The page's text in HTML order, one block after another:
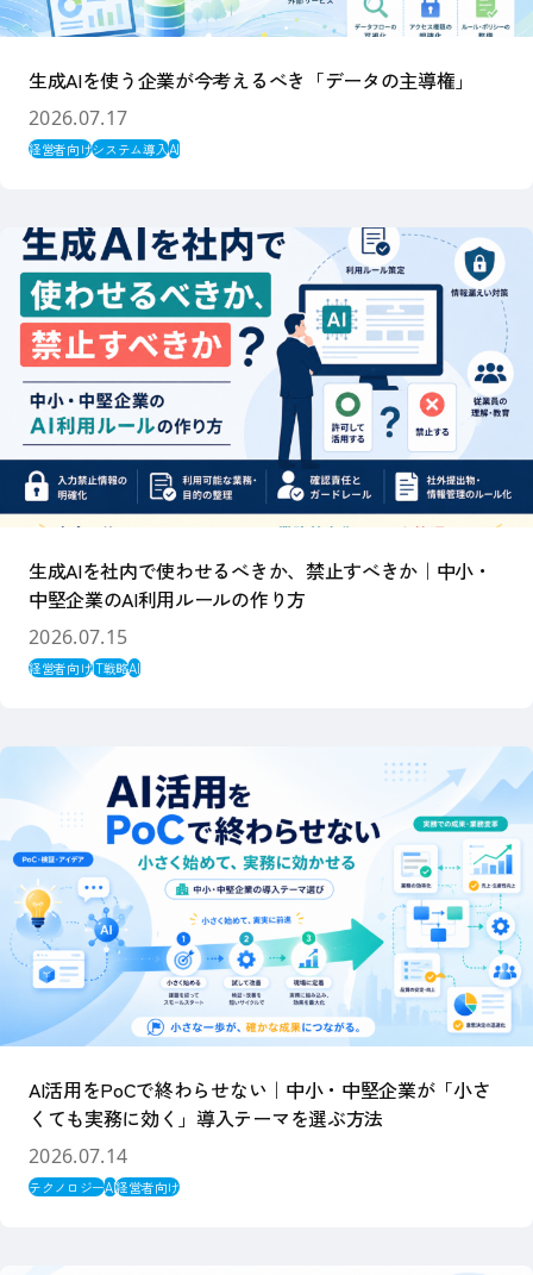
生成AIを使う企業が今考えるべき「データの主導権」
2026.07.17
経営者向けシステム導入AI
生成AIを社内で使わせるべきか、禁止すべきか｜中小・
中堅企業のAI利用ルールの作り方
2026.07.15
経営者向けIT戦略AI
AI活用をPoCで終わらせない｜中小・中堅企業が「小さ
くても実務に効く」導入テーマを選ぶ方法
2026.07.14
テクノロジーAI経営者向け